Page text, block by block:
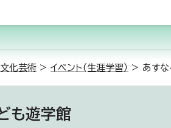
文化芸術 > イベント(生涯学習） > あすな
も遊学館